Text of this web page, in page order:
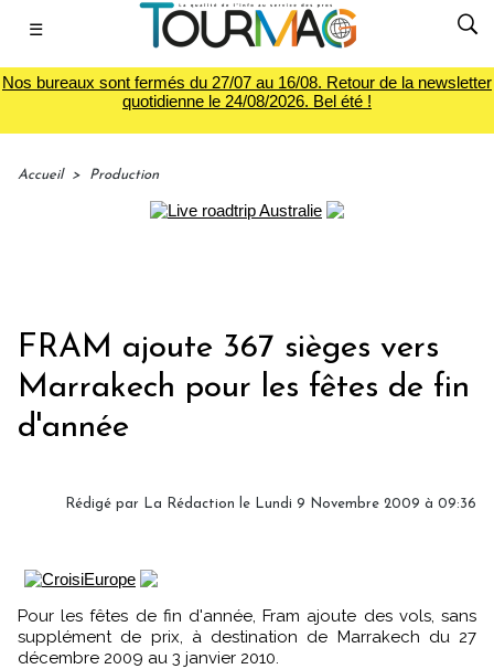
☰
Nos bureaux sont fermés du 27/07 au 16/08. Retour de la newsletter
quotidienne le 24/08/2026. Bel été !
Accueil > Production
FRAM ajoute 367 sièges vers
Marrakech pour les fêtes de fin
d'année
Rédigé par La Rédaction le Lundi 9 Novembre 2009 à 09:36
Pour les fêtes de fin d'année, Fram ajoute des vols, sans
supplément de prix, à destination de Marrakech du 27
décembre 2009 au 3 janvier 2010.